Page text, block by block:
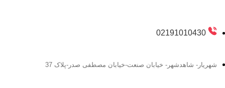
02191010430
شهریار- شاهدشهر- خیابان صنعت-خیابان مصطفی صدر-پلاک 37